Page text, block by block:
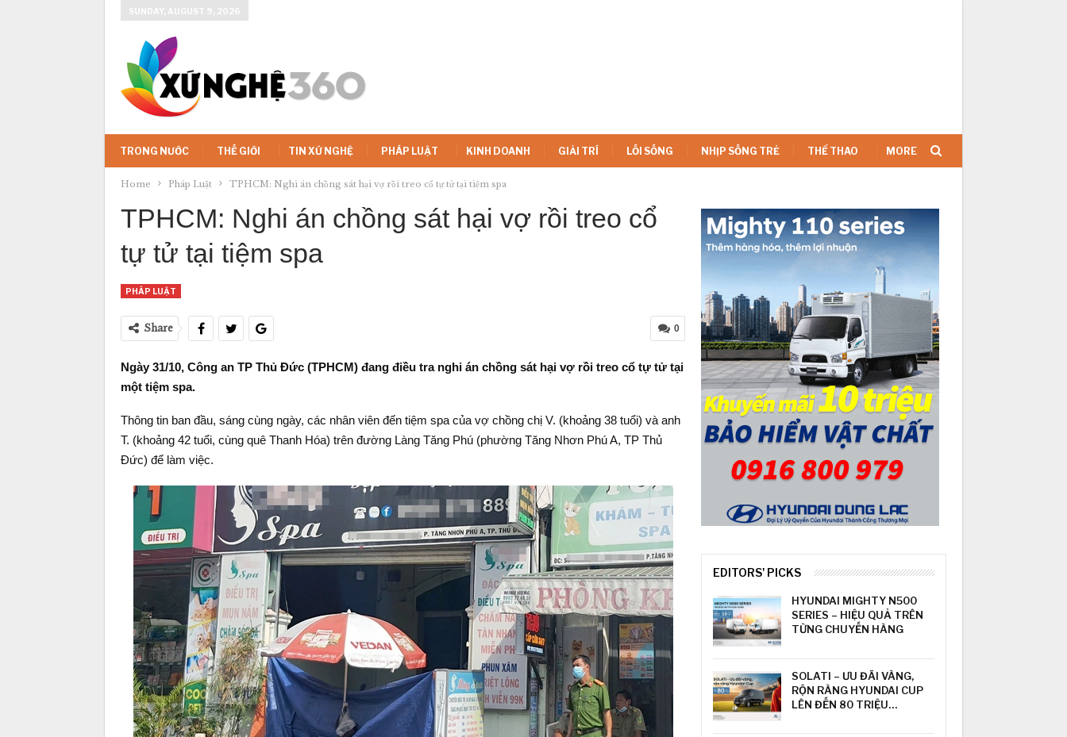
SUNDAY, AUGUST 9, 2026
TRONG NƯỚC THẾ GIỚI TIN XỨ NGHỆ PHÁP LUẬT KINH DOANH GIẢI TRÍ LỐI SỐNG NHỊP SỐNG TRẺ THỂ THAO MORE
Home Pháp Luật TPHCM: Nghi án chồng sát hại vợ rồi treo cổ tự tử tại tiệm spa
TPHCM: Nghi án chồng sát hại vợ rồi treo cổ
tự tử tại tiệm spa
PHÁP LUẬT
0
Share
Ngày 31/10, Công an TP Thủ Đức (TPHCM) đang điều tra nghi án chồng sát hại vợ rồi treo cổ tự tử tại
một tiệm spa.
Thông tin ban đầu, sáng cùng ngày, các nhân viên đến tiệm spa của vợ chồng chị V. (khoảng 38 tuổi) và anh
T. (khoảng 42 tuổi, cùng quê Thanh Hóa) trên đường Làng Tăng Phú (phường Tăng Nhơn Phú A, TP Thủ
Đức) để làm việc.
EDITORS' PICKS
HYUNDAI MIGHTY N500
SERIES – HIỆU QUẢ TRÊN
TỪNG CHUYẾN HÀNG
SOLATI – ƯU ĐÃI VÀNG,
RỘN RÀNG HYUNDAI CUP
LÊN ĐẾN 80 TRIỆU…